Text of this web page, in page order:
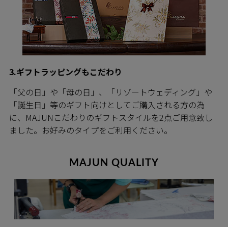
3.ギフトラッピングもこだわり
「父の日」や「母の日」、「リゾートウェディング」や
「誕生日」等のギフト向けとしてご購入される方の為
に、MAJUNこだわりのギフトスタイルを2点ご用意致し
ました。お好みのタイプをご利用ください。
MAJUN QUALITY